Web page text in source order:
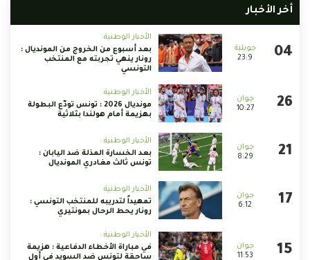
أخر الأخبار
23:9
الأخبار الوطنية
بعد أسبوع من الخروج من المونديال :
رونار ينهي تجربته مع المنتخب
التونسي
10:27
الأخبار الوطنية
مونديال 2026 : تونس تودّع البطولة
بهزيمة أمام هولندا بثلاثية
8:29
الأخبار الوطنية
بعد الخسارة المذلة ضد اليابان :
تونس ثالث مغادري المونديال
6:12
الأخبار الوطنية
تمهيداً لتدريبه للمنتخب التونسي :
رونار يحط الرحال بمونتيري
11:53
الأخبار الوطنية
في مباراة الأخطاء الدفاعية : هزيمة
ساحقة لتونس ضد السويد في أول